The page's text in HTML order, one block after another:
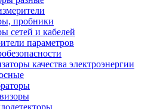
пробники
сетей и кабелей
параметров
качества электроэнергии